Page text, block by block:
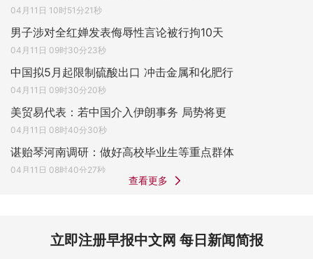
04月11日 10时51分21秒
男子涉对全红婵发表侮辱性言论被行拘10天
04月11日 09时30分23秒
中国拟5月起限制硫酸出口 冲击金属和化肥行
04月11日 09时30分20秒
美贸易代表：若中国介入伊朗事务 局势将更
04月11日 08时40分30秒
谌贻琴河南调研：做好高校毕业生等重点群体
04月11日 08时40分27秒
查看更多
立即注册早报中文网 每日新闻简报